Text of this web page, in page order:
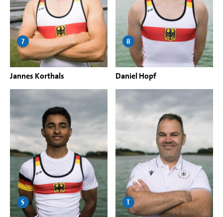
Jannes Korthals
7
Daniel Hopf
8
S T